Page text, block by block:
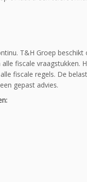
T&H Groep
fiscale
fiscale regels. De
gepast advies.